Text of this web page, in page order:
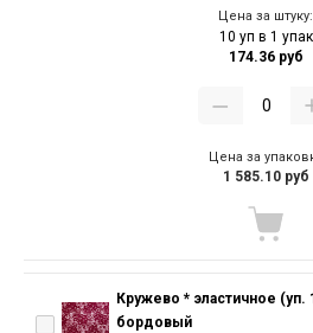
Цена за штуку:
10 уп в 1 упак
174.36 руб
Цена за
1 585.10 руб
Кружево * эластичное
бордовый